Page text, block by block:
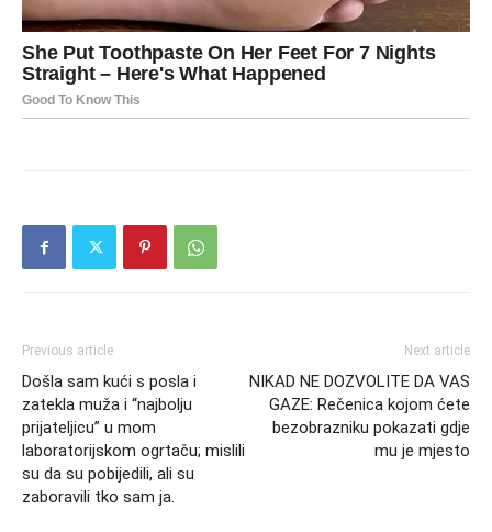
Previous article
Došla sam kući s posla i
zatekla muža i “najbolju
prijateljicu” u mom
laboratorijskom ogrtaču; mislili
su da su pobijedili, ali su
zaboravili tko sam ja.
Next article
NIKAD NE DOZVOLITE DA VAS
GAZE: Rečenica kojom ćete
bezobrazniku pokazati gdje
mu je mjesto